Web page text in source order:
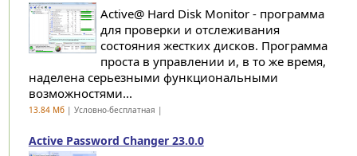
Active@ Hard Disk Monitor - программа
для проверки и отслеживания
состояния жестких дисков. Программа
проста в управлении и, в то же время,
наделена серьезными функциональными
возможностями...
13.84 Мб| Условно-бесплатная |
Active Password Changer 23.0.0